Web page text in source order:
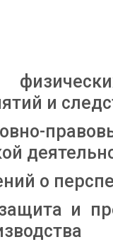
и
о
и